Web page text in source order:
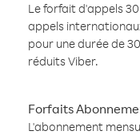
Le forfait d'appels
appels
pour une durée de
réduits Viber.
Forfaits
L'abonnement